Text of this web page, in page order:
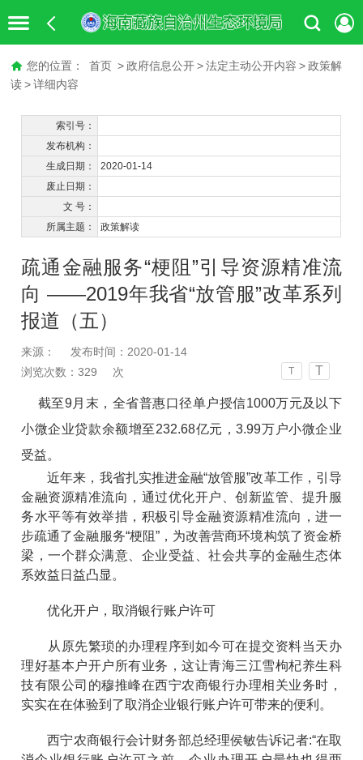
您的位置： 首页 > 政府信息公开 > 法定主动公开内容 > 政策解
读 > 详细内容
索引号：
发布机构：
生成日期：
2020-01-14
废止日期：
文 号：
所属主题：
政策解读
疏通金融服务“梗阻”引导资源精准流
向 ——2019年我省“放管服”改革系列
报道（五）
来源：
发布时间：2020-01-14
浏览次数：329 次 T T
截至9月末，全省普惠口径单户授信1000万元及以下
小微企业贷款余额增至232.68亿元，3.99万户小微企业
受益。
近年来，我省扎实推进金融“放管服”改革工作，引导
金融资源精准流向，通过优化开户、创新监管、提升服
务水平等有效举措，积极引导金融资源精准流向，进一
步疏通了金融服务“梗阻”，为改善营商环境构筑了资金桥
梁，一个群众满意、企业受益、社会共享的金融生态体
系效益日益凸显。
优化开户，取消银行账户许可
从原先繁琐的办理程序到如今可在提交资料当天办
理好基本户开户所有业务，这让青海三江雪枸杞养生科
技有限公司的穆推峰在西宁农商银行办理相关业务时，
实实在在体验到了取消企业银行账户许可带来的便利。
西宁农商银行会计财务部总经理侯敏告诉记者:“在取